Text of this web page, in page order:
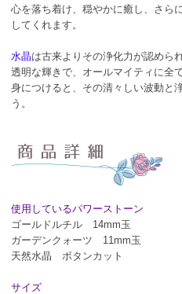
心を落ち着け、穏やかに癒し、さら
してくれます。
水晶は古来よりその浄化力が認めら
透明な輝きで、オールマイティに全
身につけると、その清々しい波動と
う。
使用しているパワーストーン
ゴールドルチル 14mm玉
ガーデンクォーツ 11mm玉
天然水晶 ボタンカット
サイズ